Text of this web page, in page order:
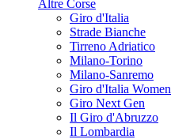
Altre Corse
Giro d'Italia
Strade Bianche
Tirreno Adriatico
Milano-Torino
Milano-Sanremo
Giro d'Italia Women
Giro Next Gen
Il Giro d'Abruzzo
Il Lombardia